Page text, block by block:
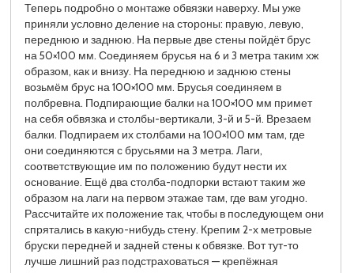
Теперь подробно о монтаже обвязки наверху. Мы уже
приняли условно деление на стороны: правую, левую,
переднюю и заднюю. На первые две стены пойдёт брус
на 50×100 мм. Соединяем брусья на 6 и 3 метра таким хж
образом, как и внизу. На переднюю и заднюю стены
возьмём брус на 100×100 мм. Брусья соединяем в
полбревна. Подпирающие балки на 100×100 мм примет
на себя обвязка и столбы-вертикали, 3-й и 5-й. Врезаем
балки. Подпираем их столбами на 100×100 мм там, где
они соединяются с брусьями на 3 метра. Лаги,
соответствующие им по положению будут нести их
основание. Ещё два столба-подпорки встают таким же
образом на лаги на первом этажае там, где вам угодно.
Рассчитайте их положение так, чтобы в последующем они
спрятались в какую-нибудь стену. Крепим 2-х метровые
бруски передней и задней стены к обвязке. Вот тут-то
лучше лишний раз подстраховаться — крепёжная